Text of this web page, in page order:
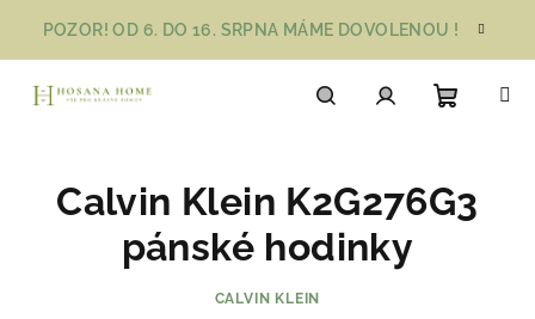
obsah
POZOR! OD 6. DO 16. SRPNA MÁME DOVOLENOU !
košík
Calvin Klein K2G276G3
pánské hodinky
CALVIN KLEIN